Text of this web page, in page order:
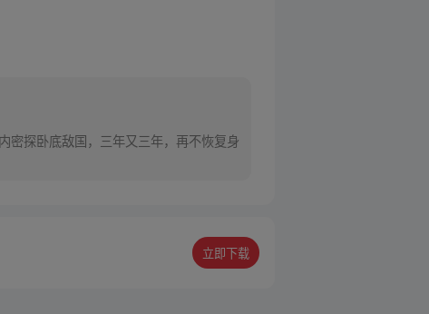
密探卧底敌国，三年又三年，再不恢复身
立即下载